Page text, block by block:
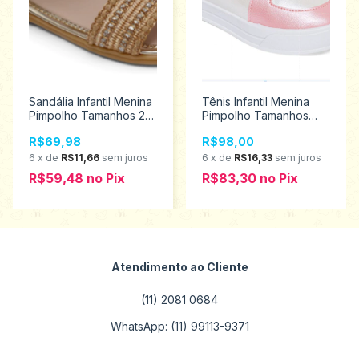
Sandália Infantil Menina
Pimpolho Tamanhos 22
R$69,98
6 x de R$11,66 sem juros
R$59,48 no Pix
Tênis Infantil Menina
Pimpolho Tamanhos
R$98,00
6 x de R$16,33 sem juros
R$83,30 no Pix
Atendimento ao Cliente
(11) 2081 0684
WhatsApp: (11) 99113-9371